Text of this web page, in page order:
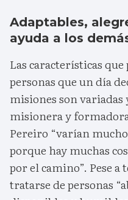
Adaptables,
ayuda a los
Las características
personas que un día
misiones son variadas
misionera y
Pereiro “varían
porque hay muchas
por el camino”. Pese a
tratarse de personas